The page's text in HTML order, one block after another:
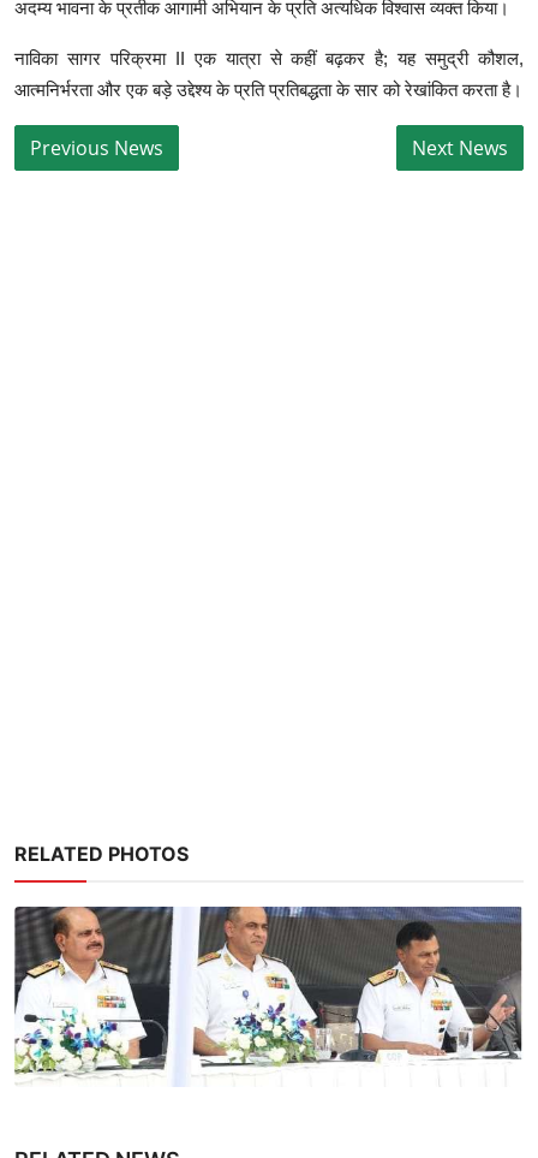
अदम्य भावना के प्रतीक आगामी अभियान के प्रति अत्यधिक विश्वास व्यक्त किया।
नाविका सागर परिक्रमा II एक यात्रा से कहीं बढ़कर है; यह समुद्री कौशल,
आत्मनिर्भरता और एक बड़े उद्देश्य के प्रति प्रतिबद्धता के सार को रेखांकित करता है।
RELATED PHOTOS